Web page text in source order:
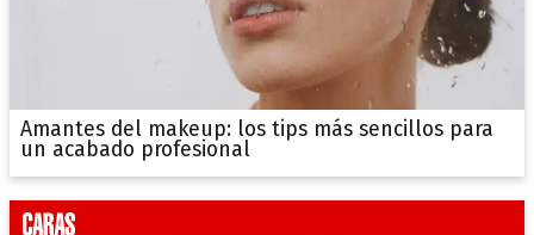
Amantes del makeup: los tips más sencillos para
un acabado profesional